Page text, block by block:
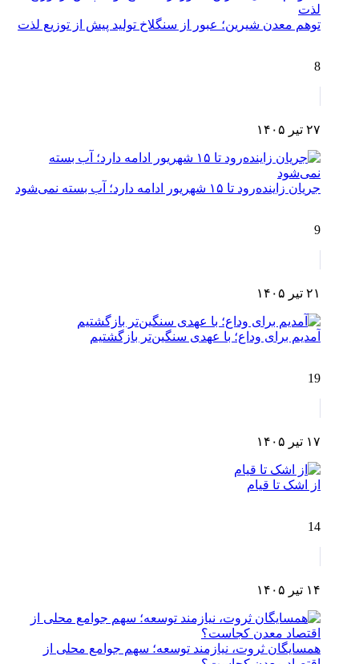
توهم معدن شیرین؛ عبور از سنگلاخ تولید پیش از توزیع لذت
8
۲۷ تیر ۱۴۰۵
جریان زاینده‌رود تا ۱۵ شهریور ادامه دارد؛ آب بسته نمی‌شود
9
۲۱ تیر ۱۴۰۵
آمدیم برای وداع؛ با عهدی سنگین‌تر بازگشتیم
19
۱۷ تیر ۱۴۰۵
از اشک تا قیام
14
۱۴ تیر ۱۴۰۵
همسایگان ثروت، نیازمند توسعه؛ سهم جوامع محلی از